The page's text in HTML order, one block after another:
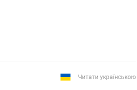
Читати українською